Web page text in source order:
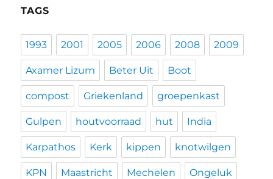
TAGS
1993 2001 2005 2006 2008 2009
Axamer Lizum Beter Uit Boot
compost Griekenland groepenkast
Gulpen houtvoorraad hut India
Karpathos Kerk kippen knotwilgen
KPN Maastricht Mechelen Ongeluk